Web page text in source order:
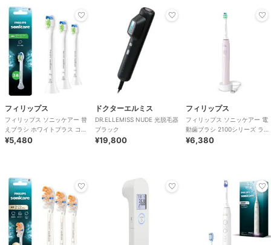
フィリップス
フィリップス ソニッケアー 替
えブラシ ホワイトプラス コン
パクト 3本組 ホワイト
¥5,480
ドクターエルミス
DR.ELLEMISS NUDE 光脱毛器
ブラック
¥19,800
フィリップス
フィリップス ソニッケアー 電
動歯ブラシ 2100シリーズ ライ
トピンク
¥6,380